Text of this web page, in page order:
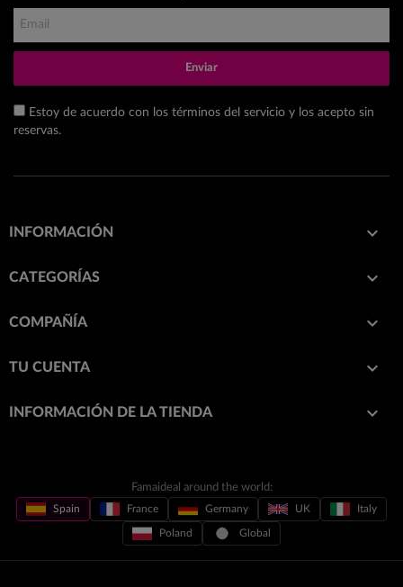
Enviar
Estoy de acuerdo con los términos del servicio y los acepto sin
reservas.
INFORMACIÓN 
CATEGORÍAS 
COMPAÑÍA 
TU CUENTA 
INFORMACIÓN DE LA TIENDA keyboard_arrow_down
Famaideal around the world:
Spain France Germany UK Italy
Poland Global